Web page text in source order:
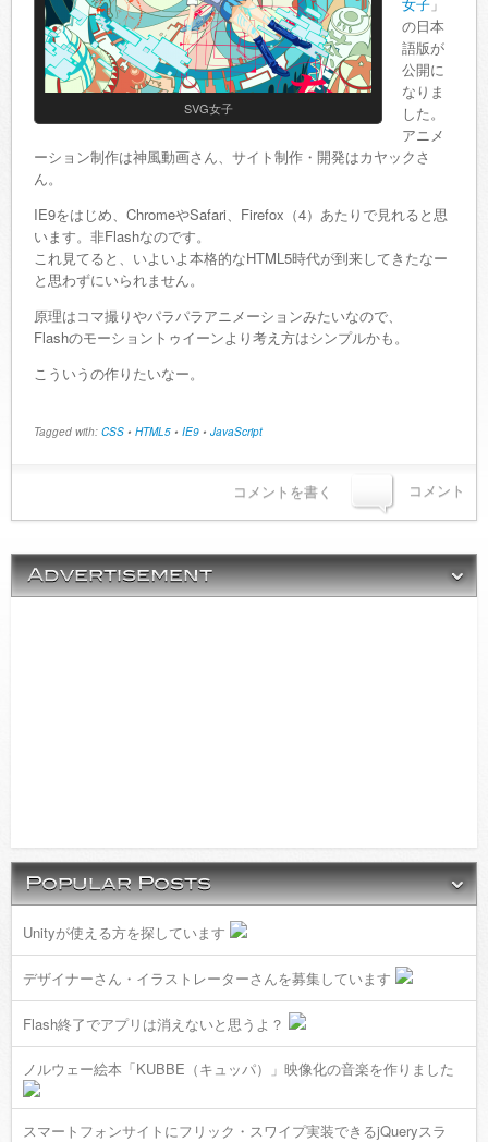
SVG女子
の日本
語版が
公開に
なりま
した。
アニメ
ーション制作は神風動画さん、サイト制作・開発はカヤックさ
ん。
IE9をはじめ、ChromeやSafari、Firefox（4）あたりで見れると思
います。非Flashなのです。
これ見てると、いよいよ本格的なHTML5時代が到来してきたなー
と思わずにいられません。
原理はコマ撮りやパラパラアニメーションみたいなので、
Flashのモーショントゥイーンより考え方はシンプルかも。
こういうの作りたいなー。
Tagged with: CSS • HTML5 • IE9 • JavaScript
コメント
コメントを書く
Unityが使える方を探しています
デザイナーさん・イラストレーターさんを募集しています
Flash終了でアプリは消えないと思うよ？
ノルウェー絵本「KUBBE（キュッパ）」映像化の音楽を作りました
スマートフォンサイトにフリック・スワイプ実装できるjQueryスラ